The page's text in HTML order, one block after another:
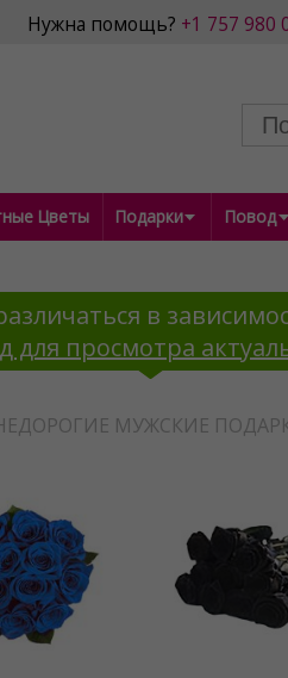
Нужна помощь? +1 757 980
Цветы Подарки Повод
в
для просмотра
МУЖСКИЕ